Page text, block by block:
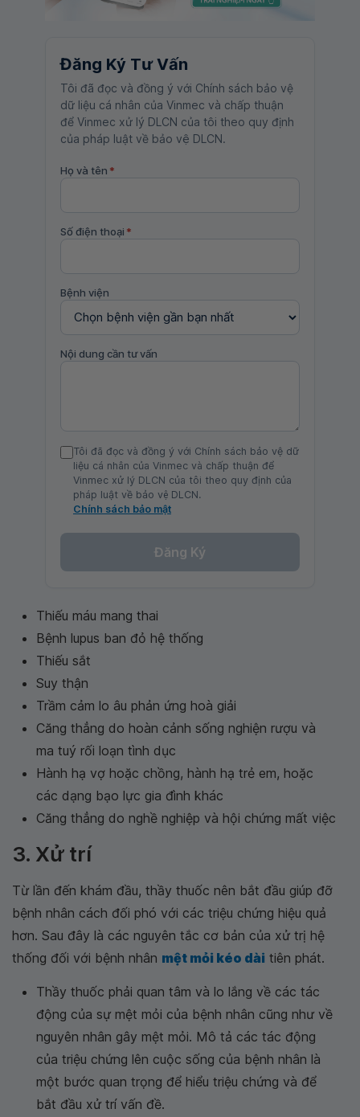
Đăng Ký Tư Vấn
Tôi đã đọc và đồng ý với Chính sách bảo vệ
dữ liệu cá nhân của Vinmec và chấp thuận
để Vinmec xử lý DLCN của tôi theo quy định
của pháp luật về bảo vệ DLCN.
Họ và tên *
Số điện thoại *
Bệnh viện
Nội dung cần tư vấn
Tôi đã đọc và đồng ý với Chính sách bảo vệ dữ
liệu cá nhân của Vinmec và chấp thuận để
Vinmec xử lý DLCN của tôi theo quy định của
pháp luật về bảo vệ DLCN.
Chính sách bảo mật
Đăng Ký
Thiếu máu mang thai
Bệnh lupus ban đỏ hệ thống
Thiếu sắt
Suy thận
Trầm cảm lo âu phản ứng hoà giải
Căng thẳng do hoàn cảnh sống nghiện rượu và
ma tuý rối loạn tình dục
Hành hạ vợ hoặc chồng, hành hạ trẻ em, hoặc
các dạng bạo lực gia đình khác
Căng thẳng do nghề nghiệp và hội chứng mất việc
3. Xử trí
Từ lần đến khám đầu, thầy thuốc nên bắt đầu giúp đỡ
bệnh nhân cách đối phó với các triệu chứng hiệu quả
hơn. Sau đây là các nguyên tắc cơ bản của xử trị hệ
thống đối với bệnh nhân mệt mỏi kéo dài tiên phát.
Thầy thuốc phải quan tâm và lo lắng về các tác
động của sự mệt mỏi của bệnh nhân cũng như về
nguyên nhân gây mệt mỏi. Mô tả các tác động
của triệu chứng lên cuộc sống của bệnh nhân là
một bước quan trọng để hiểu triệu chứng và để
bắt đầu xử trí vấn đề.